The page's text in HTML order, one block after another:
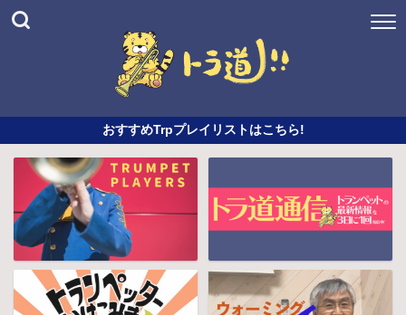
おすすめTrpプレイリストはこちら!